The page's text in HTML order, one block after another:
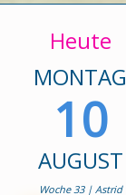
Heute
MONTAG
10
AUGUST
Woche 33 | Astrid